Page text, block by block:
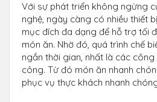
Với sự phát triển không ngừng
nghệ, ngày càng có nhiều thiết
mục đích đa dạng để hỗ trợ tối
món ăn. Nhờ đó, quá trình chế
ngắn thời gian, nhất là các
công. Từ đó món ăn nhanh
phục vụ thực khách nhanh